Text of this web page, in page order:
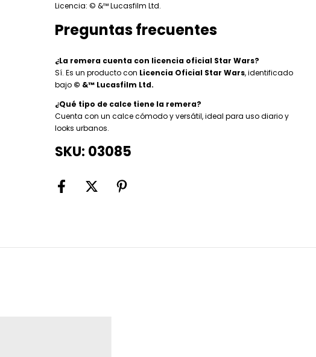
Licencia: © &™ Lucasfilm Ltd.
Preguntas frecuentes
¿La remera cuenta con licencia oficial Star Wars?
Sí. Es un producto con Licencia Oficial Star Wars, identificado
bajo © &™ Lucasfilm Ltd.
¿Qué tipo de calce tiene la remera?
Cuenta con un calce cómodo y versátil, ideal para uso diario y
looks urbanos.
SKU: 03085